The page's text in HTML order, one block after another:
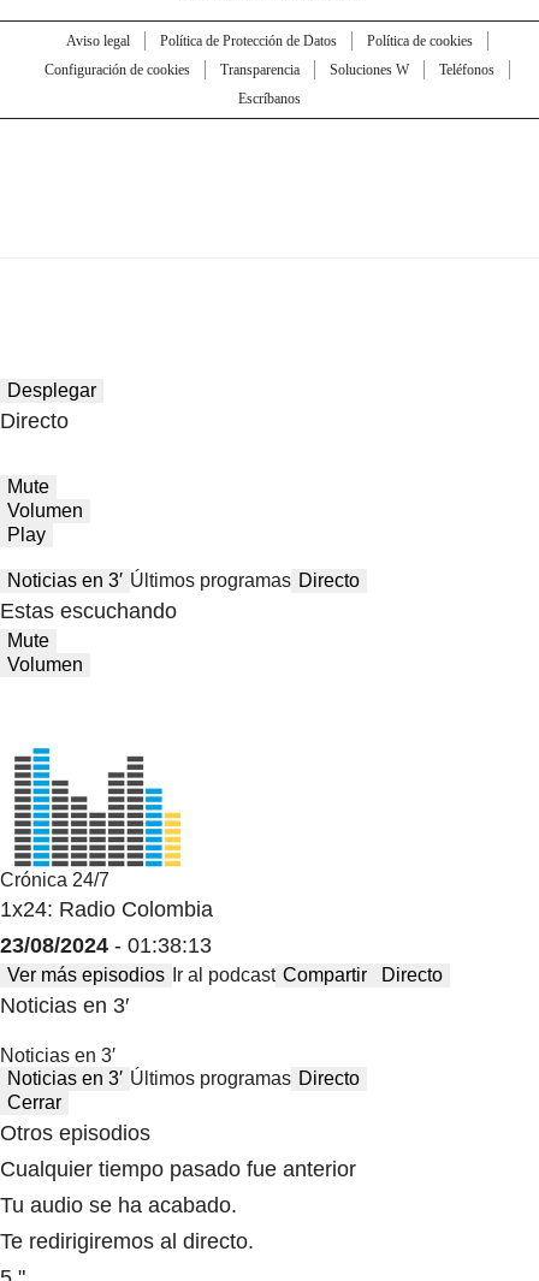
Aviso legal Política de Protección de Datos
Política de cookies
Configuración de cookies
Transparencia Soluciones W
Teléfonos
Escríbanos
Desplegar
Directo
Mute
Volumen
Play
Noticias en 3′ Últimos programas Directo
Estas escuchando
Mute
Volumen
Crónica 24/7
1x24: Radio Colombia
23/08/2024 - 01:38:13
Ver más episodios Ir al podcast Compartir Directo
Noticias en 3′
Noticias en 3′
Noticias en 3′ Últimos programas Directo
Cerrar
Otros episodios
Cualquier tiempo pasado fue anterior
Tu audio se ha acabado.
Te redirigiremos al directo.